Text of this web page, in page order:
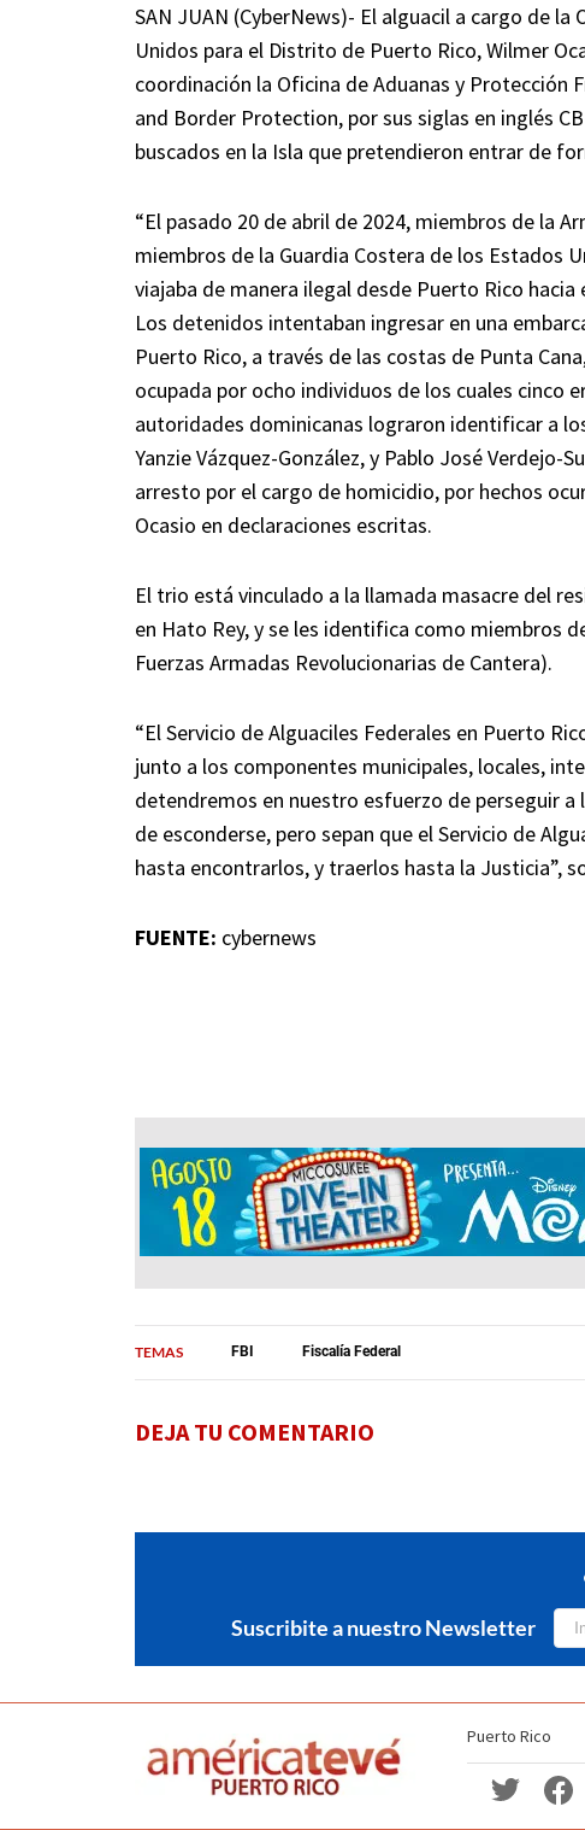
SAN JUAN (CyberNews)- El alguacil a cargo de
Unidos para el Distrito de Puerto Rico, Wilmer
coordinación la Oficina de Aduanas y Protección
and Border Protection, por sus siglas en inglés
buscados en la Isla que pretendieron entrar de
“El pasado 20 de abril de 2024, miembros de la
miembros de la Guardia Costera de los Estados
viajaba de manera ilegal desde Puerto Rico
Los detenidos intentaban ingresar en una
Puerto Rico, a través de las costas de Punta
ocupada por ocho individuos de los cuales cinco
autoridades dominicanas lograron identificar a
Yanzie Vázquez-González, y Pablo José Verdejo-
arresto por el cargo de homicidio, por hechos
Ocasio en declaraciones escritas.
El trio está vinculado a la llamada masacre del
en Hato Rey, y se les identifica como miembros
Fuerzas Armadas Revolucionarias de Cantera).
“El Servicio de Alguaciles Federales en Puerto
junto a los componentes municipales, locales,
detendremos en nuestro esfuerzo de perseguir
de esconderse, pero sepan que el Servicio de
hasta encontrarlos, y traerlos hasta la Justicia”,
FUENTE: cybernews
TEMAS FBI Fiscalía Federal
DEJA TU COMENTARIO
Suscribite a nuestro Newsletter
Puerto Rico